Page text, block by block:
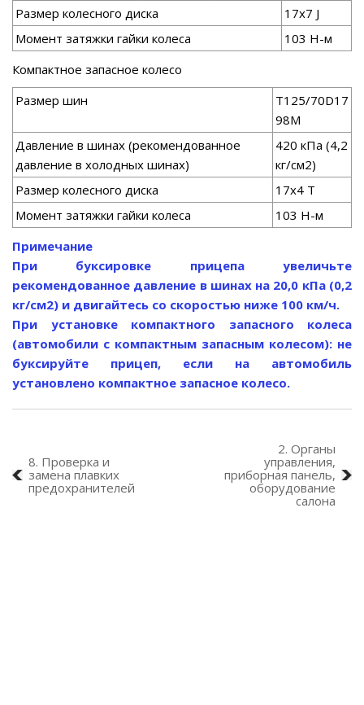
Размер колесного диска
17x7 J
Момент затяжки гайки колеса
103 Н-м
Компактное запасное колесо
Размер шин
T125/70D17
98М
Давление в шинах (рекомендованное
давление в холодных шинах)
420 кПа (4,2
кг/см2)
Размер колесного диска
17x4 Т
Момент затяжки гайки колеса
103 Н-м
Примечание
При буксировке прицепа увеличьте
рекомендованное давление в шинах на 20,0 кПа (0,2
кг/см2) и двигайтесь со скоростью ниже 100 км/ч.
При установке компактного запасного колеса
(автомобили с компактным запасным колесом): не
буксируйте прицеп, если на автомобиль
установлено компактное запасное колесо.
8. Проверка и
замена плавких
предохранителей
2. Органы
управления,
приборная панель,
оборудование
салона